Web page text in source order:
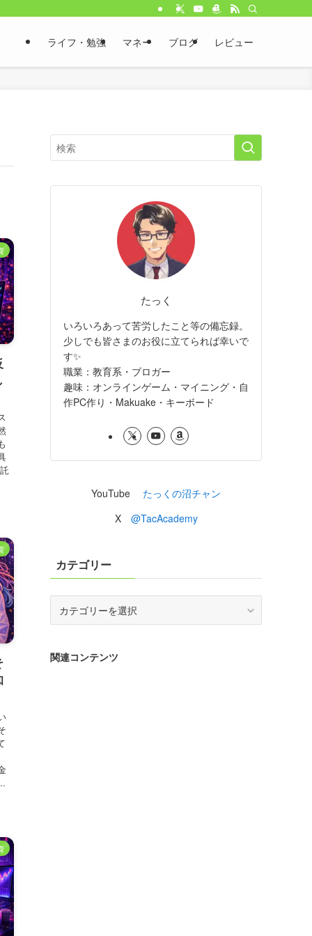
ライフ・勉強 マネー ブログ レビュー
たっく
いろいろあって苦労したこと等の備忘録。
少しでも皆さまのお役に立てられば幸いで
す✨
職業：教育系・ブロガー
趣味：オンラインゲーム・マイニング・自
作PC作り・Makuake・キーボード
YouTube たっくの沼チャン
X @TacAcademy
カテゴリー
ー
関連コンテンツ